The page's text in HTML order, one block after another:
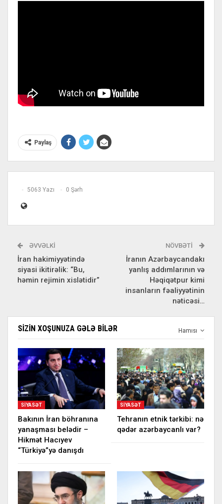
Paylaş
5063 Yazı 0 Şərh
ƏVVƏLKI
İran hakimiyyətində
siyasi ikitirəlik: “Bu,
həmin rejimin xislətidir”
NÖVBƏTI
İranın Azərbaycandakı
yanlış addımlarının və
Həqiqətpur kimi
insanların fəaliyyətinin
nəticəsi…
Hamısı
SIZIN XOŞUNUZA GƏLƏ BILƏR
SIYASƏT
Bakının İran böhranına
yanaşması belədir –
Hikmət Hacıyev
“Türkiyə”yə danışdı
SIYASƏT
Tehranın etnik tərkibi: nə
qədər azərbaycanlı var?